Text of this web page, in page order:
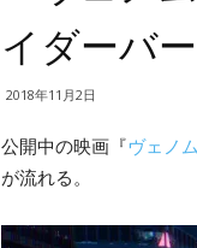
イダーバ
2018年11月2日
公開中の映画『ヴェノム
が流れる。